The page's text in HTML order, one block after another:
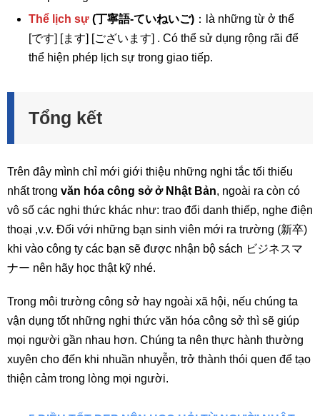
Thể lịch sự (丁寧語-ていねいご) ：là những từ ở thể
[です] [ます] [ございます] . Có thể sử dụng rộng rãi để
thể hiện phép lịch sự trong giao tiếp.
Tổng kết
Trên đây mình chỉ mới giới thiệu những nghi tắc tối thiếu
nhất trong văn hóa công sở ở Nhật Bản, ngoài ra còn có
vô số các nghi thức khác như: trao đổi danh thiếp, nghe điện
thoại ,v.v. Đối với những bạn sinh viên mới ra trường (新卒)
khi vào công ty các bạn sẽ được nhận bộ sách ビジネスマ
ナー nên hãy học thật kỹ nhé.
Trong môi trường công sở hay ngoài xã hội, nếu chúng ta
vận dụng tốt những nghi thức văn hóa công sở thì sẽ giúp
mọi người gần nhau hơn. Chúng ta nên thực hành thường
xuyên cho đến khi nhuần nhuyễn, trở thành thói quen để tạo
thiện cảm trong lòng mọi người.